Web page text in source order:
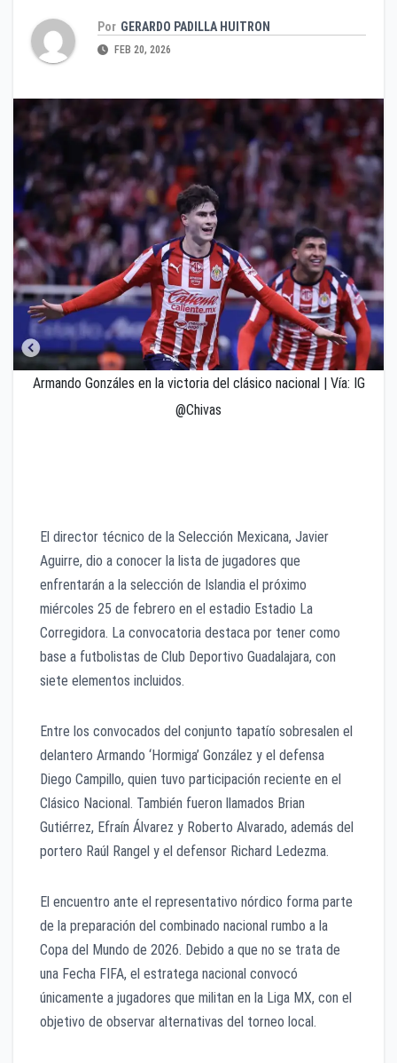
Por GERARDO PADILLA HUITRON
FEB 20, 2026
Armando Gonzáles en la victoria del clásico nacional | Vía: IG
@Chivas
El director técnico de la Selección Mexicana, Javier
Aguirre, dio a conocer la lista de jugadores que
enfrentarán a la selección de Islandia el próximo
miércoles 25 de febrero en el estadio Estadio La
Corregidora. La convocatoria destaca por tener como
base a futbolistas de Club Deportivo Guadalajara, con
siete elementos incluidos.
Entre los convocados del conjunto tapatío sobresalen el
delantero Armando ‘Hormiga’ González y el defensa
Diego Campillo, quien tuvo participación reciente en el
Clásico Nacional. También fueron llamados Brian
Gutiérrez, Efraín Álvarez y Roberto Alvarado, además del
portero Raúl Rangel y el defensor Richard Ledezma.
El encuentro ante el representativo nórdico forma parte
de la preparación del combinado nacional rumbo a la
Copa del Mundo de 2026. Debido a que no se trata de
una Fecha FIFA, el estratega nacional convocó
únicamente a jugadores que militan en la Liga MX, con el
objetivo de observar alternativas del torneo local.